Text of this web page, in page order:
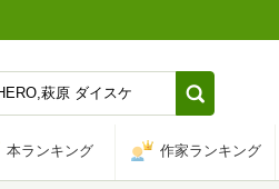
本ランキング 作家ランキング